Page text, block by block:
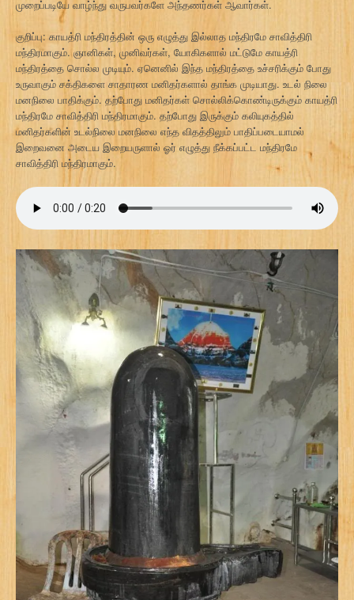
முறைப்படியே வாழ்ந்து வருபவர்களே அந்தணர்கள் ஆவார்கள்.
குறிப்பு: காயத்ரி மந்திரத்தின் ஒரு எழுத்து இல்லாத மந்திரமே சாவித்திரி
மந்திரமாகும். ஞானிகள், முனிவர்கள், யோகிகளால் மட்டுமே காயத்ரி
மந்திரத்தை சொல்ல முடியும். ஏனெனில் இந்த மந்திரத்தை உச்சரிக்கும் போது
உருவாகும் சக்திகளை சாதாரண மனிதர்களால் தாங்க முடியாது. உடல் நிலை
மனநிலை பாதிக்கும். தற்போது மனிதர்கள் சொல்லிக்கொண்டிருக்கும் காயத்ரி
மந்திரமே சாவித்திரி மந்திரமாகும். தற்போது இருக்கும் கலியுகத்தில்
மனிதர்களின் உடல்நிலை மனநிலை எந்த விதத்திலும் பாதிப்படையாமல்
இறைவனை அடைய இறையருளால் ஓர் எழுத்து நீக்கப்பட்ட மந்திரமே
சாவித்திரி மந்திரமாகும்.